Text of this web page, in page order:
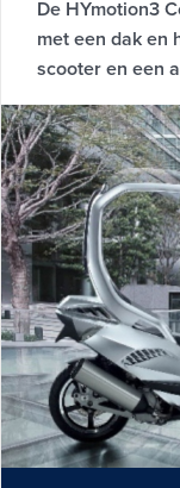
De HYmotion3
met een dak en
scooter en een